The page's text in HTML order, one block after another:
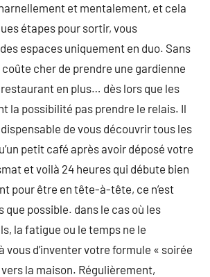
et mentalement, et cela
étapes pour sortir, vous
espaces uniquement en duo. Sans
cher de prendre une gardienne
en plus… dès lors que les
la possibilité pas prendre le relais. Il
de vous découvrir tous les
petit café après avoir déposé votre
et voilà 24 heures qui débute bien
pour être en tête-à-tête, ce n’est
que possible. dans le cas où les
la fatigue ou le temps ne le
vous d’inventer votre formule « soirée
la maison. Régulièrement,